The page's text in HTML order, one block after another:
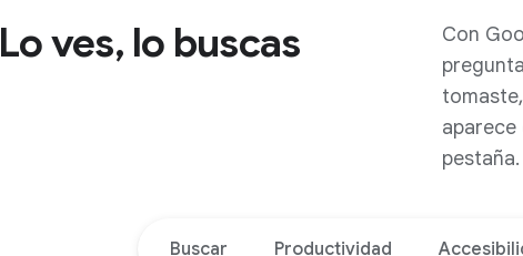
Lo ves, lo buscas
Con
aparece
pestaña.
Buscar Productividad